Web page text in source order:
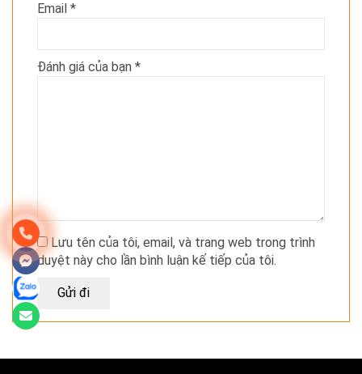
Email *
Đánh giá của bạn *
Lưu tên của tôi, email, và trang web trong trình
duyệt này cho lần bình luận kế tiếp của tôi.